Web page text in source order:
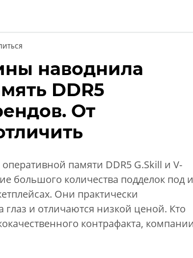
наводнила
DDR5
От
памяти DDR5 G.Skill и V-
большого количества подделок под
Они практически
и отличаются низкой ценой. Кто
контрафакта,